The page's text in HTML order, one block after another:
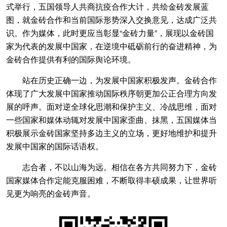
式举行，五国领导人共商抗疫合作大计，共绘金砖发展蓝
图，就金砖合作和当前国际形势深入交换意见，达成广泛共
识。作为媒体，此时更应当彰显“金砖力量”，展现以金砖国
家为代表的发展中国家，在逆境中砥砺前行的奋进精神，为
金砖合作提供有利的国际舆论环境。
站在历史正确一边，为发展中国家积极发声。金砖合作
体现了广大发展中国家推动国际秩序朝更加公正合理方向发
展的呼声。面对逆全球化思潮和保护主义、冷战思维，面对
一些国家和媒体动辄对发展中国家歪曲、抹黑，五国媒体当
积极展示金砖国家坚持多边主义的立场，更好地维护和提升
发展中国家的国际话语权。
志合者，不以山海为远。相信在各方共同努力下，金砖
国家媒体合作定能克服困难，不断取得丰硕成果，让世界听
见更为响亮的金砖声音。